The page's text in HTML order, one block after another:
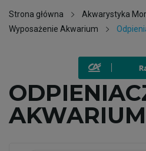
Strona główna
Akwarystyka
Wyposażenie Akwarium
AKWARIUM